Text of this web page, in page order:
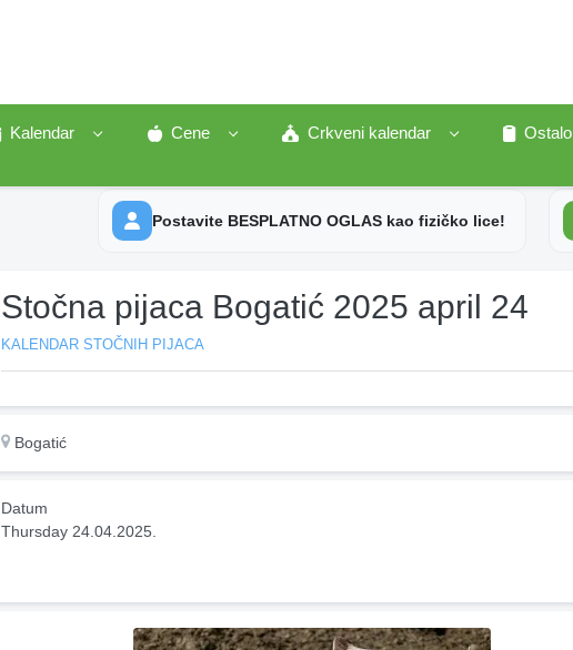
Kalendar Cene Crkveni kalendar
Ostalo
Postavite BESPLATNO OGLAS kao fizičko lice!
Stočna pijaca Bogatić 2025 april 24
KALENDAR STOČNIH PIJACA
Bogatić
Datum
Thursday 24.04.2025.